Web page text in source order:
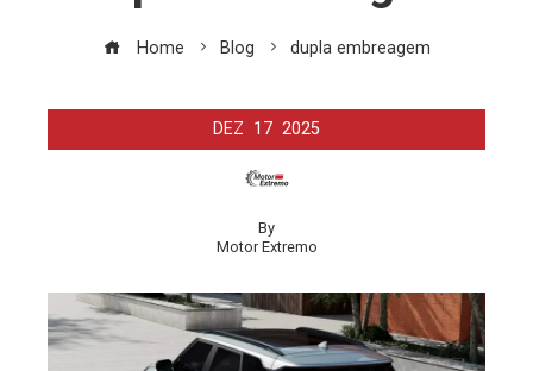
Home Blog dupla embreagem
DEZ 17 2025
By
Motor Extremo